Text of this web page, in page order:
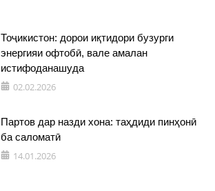
Тоҷикистон: дорои иқтидори бузурги
энергияи офтобӣ, вале амалан
истифоданашуда
02.02.2026
Партов дар назди хона: таҳдиди пинҳонӣ
ба саломатӣ
14.01.2026